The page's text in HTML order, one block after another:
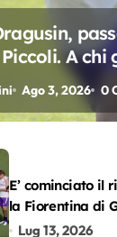
A chi
Ago 3, 2026 0
E’ cominciato il
la Fiorentina di
Lug 13, 2026